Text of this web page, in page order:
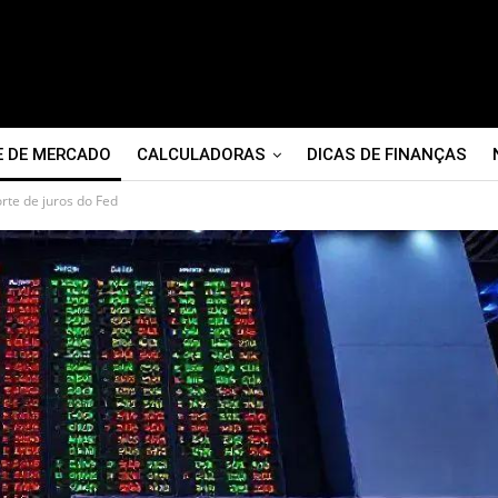
DE MERCADO CALCULADORAS DICAS DE FINANÇAS
de juros do Fed